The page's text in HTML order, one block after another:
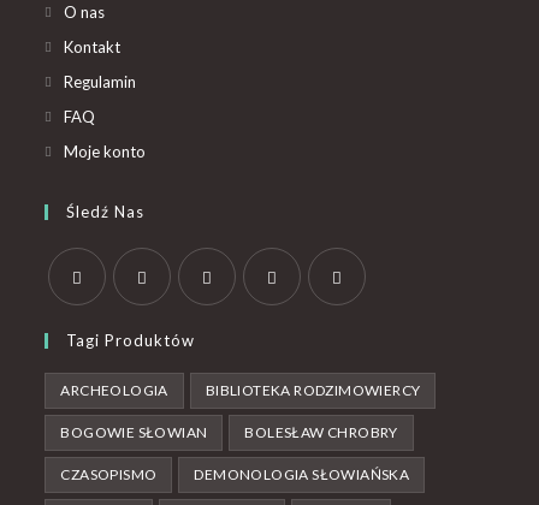
O nas
Kontakt
Regulamin
FAQ
Moje konto
Śledź Nas
Tagi Produktów
ARCHEOLOGIA BIBLIOTEKA RODZIMOWIERCY
BOGOWIE SŁOWIAN BOLESŁAW CHROBRY
CZASOPISMO DEMONOLOGIA SŁOWIAŃSKA